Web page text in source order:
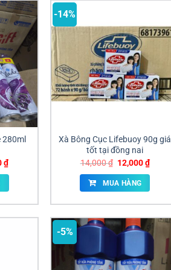
280ml
₫.
₫Giá
hiện
tại
là:
-14%
Xà Bông Cục Lifebuoy 90g giá
tốt tại đồng nai
14,000₫ Giá
là:
14,000 ₫.
12,000₫Giá
hiện
tại
là:
MUA HÀNG
-5%